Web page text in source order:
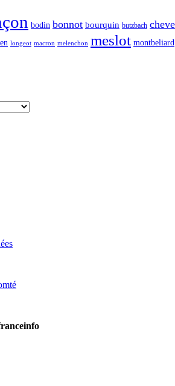
bodin bonnot bourquin butzbach
longeot macron melenchon meslot montbeliard